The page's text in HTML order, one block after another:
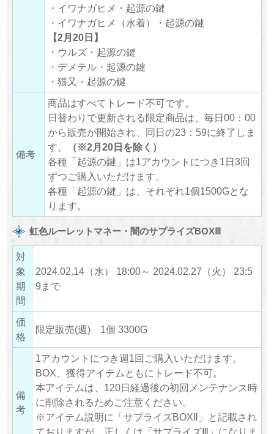
・イワナガヒメ・起源の鍵
・イワナガヒメ（水着）・起源の鍵
【2月20日】
・ウルズ・起源の鍵
・デメテル・起源の鍵
・猫又・起源の鍵
備考
商品はすべてトレード不可です。
日替わりで更新される限定商品は、毎日00：00
から販売が開始され、同日の23：59に終了しま
す。
（※2月20日を除く）
各種「起源の鍵」は1アカウントにつき1日3回
ずつご購入いただけます。
各種「起源の鍵」は、それぞれ1個1500Gとな
ります。
虹色ルーレットマネー・闇のサプライズBOXⅢ
対
象
期
間
2024.02.14（水） 18:00～ 2024.02.27（火） 23:5
9まで
価
格
限定販売(週) 1個 3300G
備
考
1アカウントにつき週1回ご購入いただけます。
BOX、獲得アイテムともにトレード不可。
本アイテムは、120日経過後の初回メンテナンス時
に削除されるためご注意ください。
※アイテム説明に「サプライズBOXⅡ」と記載され
ておりますが、正しくは「サプライズⅢ」になりま